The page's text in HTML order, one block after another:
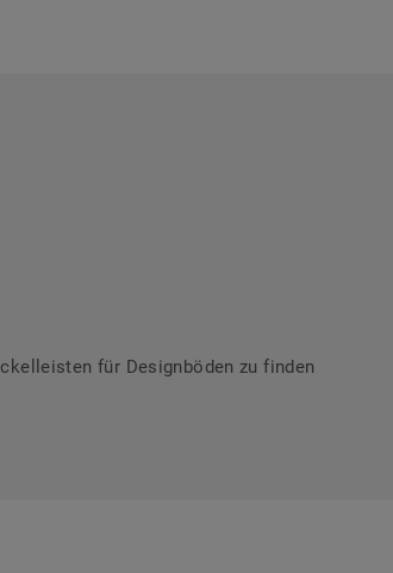
für Designböden zu finden